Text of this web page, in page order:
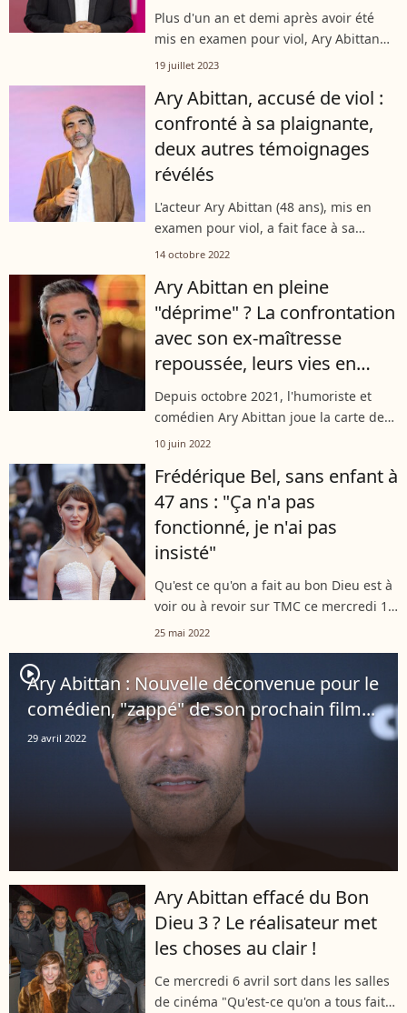
Plus d'un an et demi après avoir été
mis en examen pour viol, Ary Abittan
vient d'etre placé sous le statut de
une ordonnance en date du mercredi...
19 juillet 2023
Ary Abittan, accusé de viol :
confronté à sa plaignante,
deux autres témoignages
révélés
L'acteur Ary Abittan (48 ans), mis en
examen pour viol, a fait face à sa
plaignante ce 12 octobre 2022 selon le
dévoile également des informations...
14 octobre 2022
Ary Abittan en pleine
"déprime" ? La confrontation
avec son ex-maîtresse
repoussée, leurs vies en
suspens
Depuis octobre 2021, l'humoriste et
comédien Ary Abittan joue la carte de
la discrétion après la plainte pour viol
laquelle il entretenait une...
10 juin 2022
Frédérique Bel, sans enfant à
47 ans : "Ça n'a pas
fonctionné, je n'ai pas
insisté"
Qu'est ce qu'on a fait au bon Dieu est à
voir ou à revoir sur TMC ce mercredi 15
mai en prime time. Cette nouvelle
en salle sera l'occasion...
25 mai 2022
player2
Ary Abittan : Nouvelle déconvenue pour le
comédien, "zappé" de son prochain film...
29 avril 2022
Ary Abittan effacé du Bon
Dieu 3 ? Le réalisateur met
les choses au clair !
Ce mercredi 6 avril sort dans les salles
de cinéma "Qu'est-ce qu'on a tous fait